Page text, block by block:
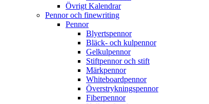
Övrigt Kalendrar
Pennor och finewriting
Pennor
Blyertspennor
Bläck- och kulpennor
Gelkulpennor
Stiftpennor och stift
Märkpennor
Whiteboardpennor
Överstrykningspennor
Fiberpennor